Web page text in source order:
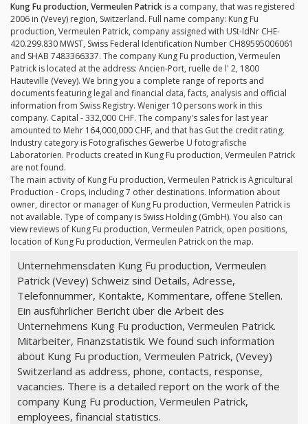
Kung Fu production, Vermeulen Patrick is a company, that was registered
2006 in (Vevey) region, Switzerland. Full name company: Kung Fu
production, Vermeulen Patrick, company assigned with USt-IdNr CHE-
420.299.830 MWST, Swiss Federal Identification Number CH89595006061
and SHAB 7483366337. The company Kung Fu production, Vermeulen
Patrick is located at the address: Ancien-Port, ruelle de l' 2, 1800
Hauteville (Vevey). We bring you a complete range of reports and
documents featuring legal and financial data, facts, analysis and official
information from Swiss Registry. Weniger 10 persons work in this
company. Capital - 332,000 CHF. The company's sales for last year
amounted to Mehr 164,000,000 CHF, and that has Gut the credit rating.
Industry category is Fotografisches Gewerbe U fotografische
Laboratorien. Products created in Kung Fu production, Vermeulen Patrick
are not found.
The main activity of Kung Fu production, Vermeulen Patrick is Agricultural
Production - Crops, including 7 other destinations. Information about
owner, director or manager of Kung Fu production, Vermeulen Patrick is
not available. Type of company is Swiss Holding (GmbH). You also can
view reviews of Kung Fu production, Vermeulen Patrick, open positions,
location of Kung Fu production, Vermeulen Patrick on the map.
Unternehmensdaten Kung Fu production, Vermeulen
Patrick (Vevey) Schweiz sind Details, Adresse,
Telefonnummer, Kontakte, Kommentare, offene Stellen.
Ein ausführlicher Bericht über die Arbeit des
Unternehmens Kung Fu production, Vermeulen Patrick.
Mitarbeiter, Finanzstatistik. We found such information
about Kung Fu production, Vermeulen Patrick, (Vevey)
Switzerland as address, phone, contacts, response,
vacancies. There is a detailed report on the work of the
company Kung Fu production, Vermeulen Patrick,
employees, financial statistics.